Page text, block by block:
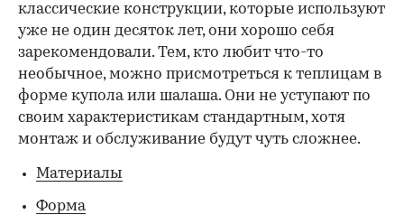
классические конструкции, которые используют
уже не один десяток лет, они хорошо себя
зарекомендовали. Тем, кто любит что-то
необычное, можно присмотреться к теплицам в
форме купола или шалаша. Они не уступают по
своим характеристикам стандартным, хотя
монтаж и обслуживание будут чуть сложнее.
Материалы
Форма